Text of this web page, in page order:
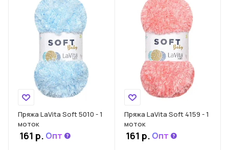
Пряжа LaVita Soft 5010 - 1
моток
161 р. Опт
Пряжа LaVita Soft 4159 - 1
моток
161 р. Опт